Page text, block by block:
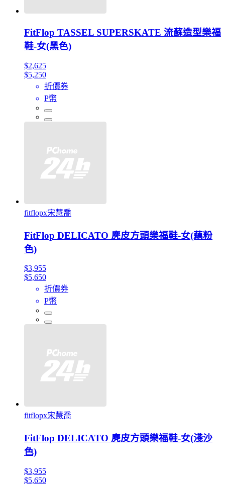
FitFlop TASSEL SUPERSKATE 流蘇造型樂福
鞋-女(黑色)
$2,625
$5,250
折價券
P幣
fitflopx宋慧喬
FitFlop DELICATO 麂皮方頭樂福鞋-女(藕粉
色)
$3,955
$5,650
折價券
P幣
fitflopx宋慧喬
FitFlop DELICATO 麂皮方頭樂福鞋-女(淺沙
色)
$3,955
$5,650